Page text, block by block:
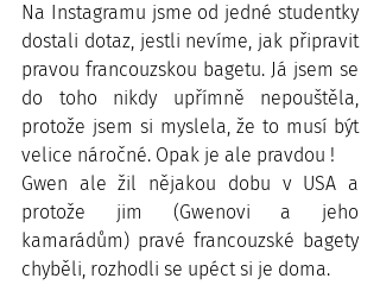
Na Instagramu jsme od jedné studentky
dostali dotaz, jestli nevíme, jak připravit
pravou francouzskou bagetu. Já jsem se
do toho nikdy upřímně nepouštěla,
protože jsem si myslela, že to musí být
velice náročné. Opak je ale pravdou !
Gwen ale žil nějakou dobu v USA a
protože jim (Gwenovi a jeho
kamarádům) pravé francouzské bagety
chyběli, rozhodli se upéct si je doma.